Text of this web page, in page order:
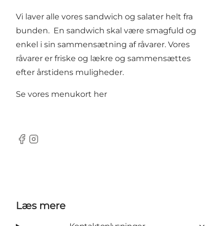
Vi laver alle vores sandwich og salater helt fra
bunden. En sandwich skal være smagfuld og
enkel i sin sammensætning af råvarer. Vores
råvarer er friske og lækre og sammensættes
efter årstidens muligheder.
Se vores menukort her
Facebook
Instagram
Læs mere